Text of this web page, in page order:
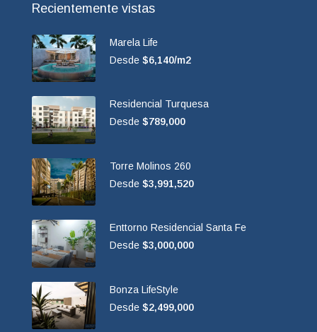
Recientemente vistas
Marela Life
Desde $6,140/m2
Residencial Turquesa
Desde $789,000
Torre Molinos 260
Desde $3,991,520
Enttorno Residencial Santa Fe
Desde $3,000,000
Bonza LifeStyle
Desde $2,499,000